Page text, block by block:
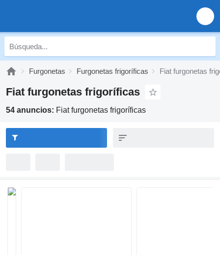
Furgonetas Furgonetas frigoríficas Fiat furgonetas
Fiat furgonetas frigoríficas
54 anuncios: Fiat furgonetas frigoríficas